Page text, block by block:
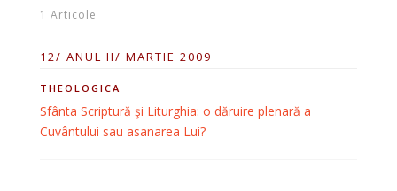
1 Articole
12/ ANUL II/ MARTIE 2009
THEOLOGICA
Sfânta Scriptură şi Liturghia: o dăruire plenară a
Cuvântului sau asanarea Lui?